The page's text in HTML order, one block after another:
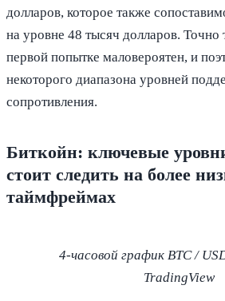
долларов, которое также
на уровне 48 тысяч долларов.
первой попытке маловероятен, и
некоторого диапазона уровней
сопротивления.
Биткойн: ключевые
стоит следить на более
таймфреймах
4-часовой график BTC /
TradingView